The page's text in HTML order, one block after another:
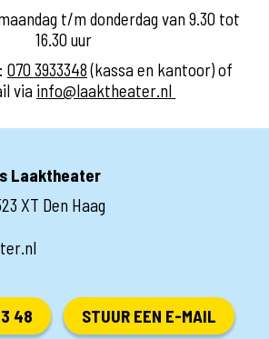
t/m donderdag van 9.30 tot
16.30 uur
070 3933348(kassa en kantoor) of
via info@laaktheater.nl
Laaktheater
XT Den Haag
48 STUUR EEN E-MAIL